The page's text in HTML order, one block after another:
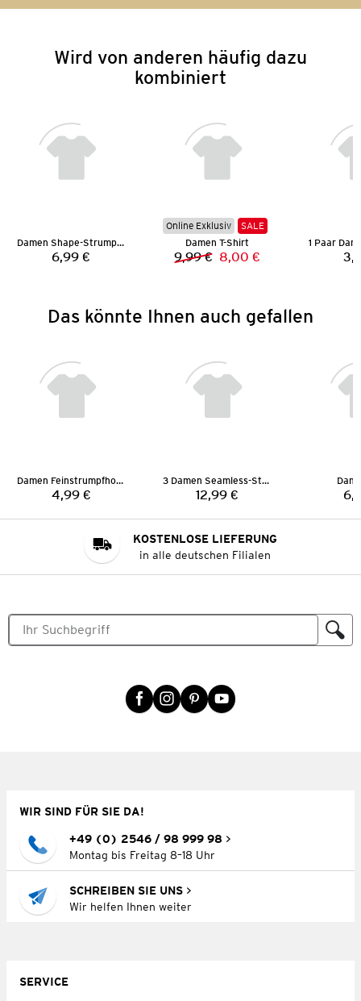
Wird von anderen häufig dazu
kombiniert
Damen Shape-Strumpfhose
Preis:
6,99 €
Online Exklusiv
SALE
Damen T-Shirt
Vorheriger Preis:
9,99 € Neuer Preis:
8,00 €
Das könnte Ihnen auch gefallen
Damen Feinstrumpfhose
Preis:
4,99 €
3 Damen Seamless-Strings
Preis:
12,99 €
KOSTENLOSE LIEFERUNG
in alle deutschen Filialen
WIR SIND FÜR SIE DA!
+49 (0) 2546 / 98 999 98
Montag bis Freitag 8–18 Uhr
SCHREIBEN SIE UNS
Wir helfen Ihnen weiter
SERVICE